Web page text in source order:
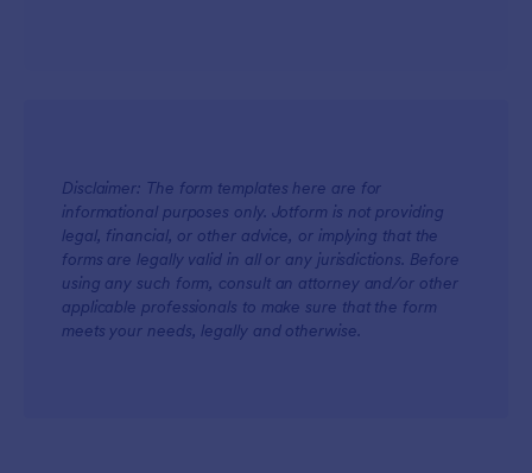
Disclaimer: The form templates here are for
informational purposes only. Jotform is not providing
legal, financial, or other advice, or implying that the
forms are legally valid in all or any jurisdictions. Before
using any such form, consult an attorney and/or other
applicable professionals to make sure that the form
meets your needs, legally and otherwise.